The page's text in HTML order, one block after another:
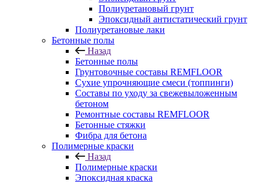
Полиуретановый грунт
Эпоксидный антистатический грунт
Полиуретановые лаки
Бетонные полы
Назад
Бетонные полы
Грунтовочные составы REMFLOOR
Сухие упрочняющие смеси (топпинги)
Составы по уходу за свежевыложенным
бетоном
Ремонтные составы REMFLOOR
Бетонные стяжки
Фибра для бетона
Полимерные краски
Назад
Полимерные краски
Эпоксидная краска